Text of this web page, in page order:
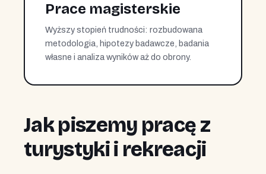
Prace magisterskie
Wyższy stopień trudności: rozbudowana
metodologia, hipotezy badawcze, badania
własne i analiza wyników aż do obrony.
Jak piszemy pracę z
turystyki i rekreacji